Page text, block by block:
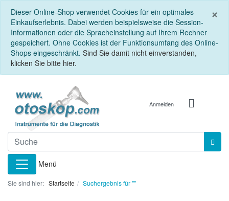
×
Dieser Online-Shop verwendet Cookies für ein optimales
Einkaufserlebnis. Dabei werden beispielsweise die Session-
Informationen oder die Spracheinstellung auf Ihrem Rechner
gespeichert. Ohne Cookies ist der Funktionsumfang des Online-
Shops eingeschränkt. Sind Sie damit nicht einverstanden,
klicken Sie bitte hier.
Anmelden
Menü
Sie sind hier: Startseite Suchergebnis für ""